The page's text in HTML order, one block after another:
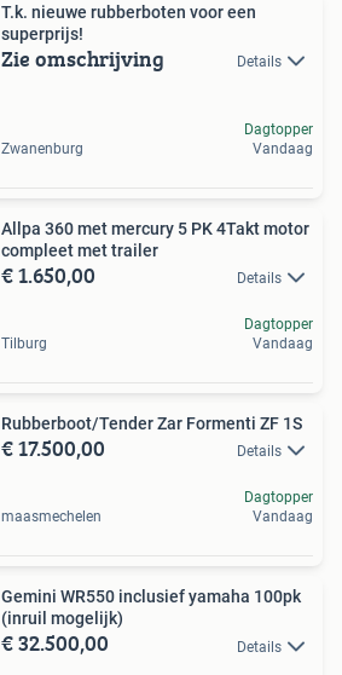
T.k. nieuwe rubberboten voor een
superprijs!
Zie omschrijving Details
Zwanenburg
Dagtopper
Vandaag
Allpa 360 met mercury 5 PK 4Takt motor
compleet met trailer
€ 1.650,00 Details
Tilburg
Dagtopper
Vandaag
Rubberboot/Tender Zar Formenti ZF 1S
€ 17.500,00 Details
maasmechelen
Dagtopper
Vandaag
Gemini WR550 inclusief yamaha 100pk
(inruil mogelijk)
€ 32.500,00 Details